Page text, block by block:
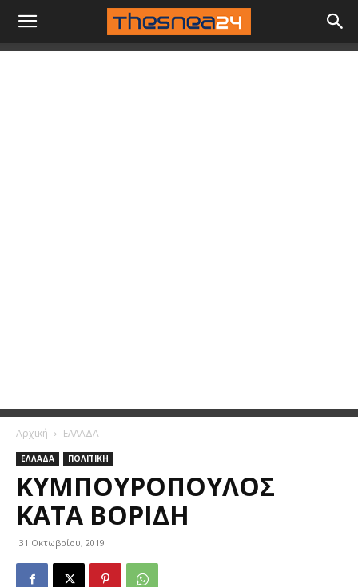
Αρχική ΕΛΛΑΔΑ
ΕΛΛΑΔΑ ΠΟΛΙΤΙΚΗ
ΚΥΜΠΟΥΡΌΠΟΥΛΟΣ
ΚΑΤΆ ΒΟΡΊΔΗ
31 Οκτωβρίου, 2019